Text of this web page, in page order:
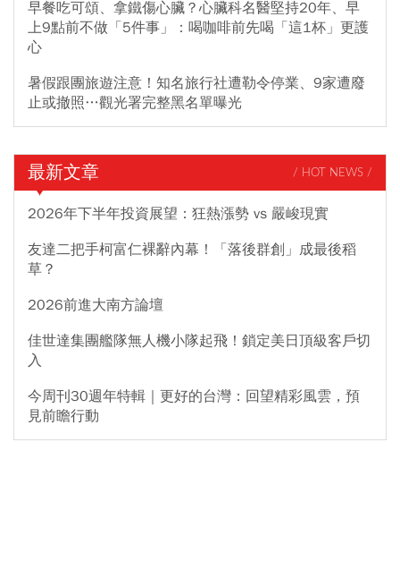
早餐吃可頌、拿鐵傷心臟？心臟科名醫堅持20年、早
上9點前不做「5件事」：喝咖啡前先喝「這1杯」更護
心
暑假跟團旅遊注意！知名旅行社遭勒令停業、9家遭廢
止或撤照…觀光署完整黑名單曝光
最新文章 / HOT NEWS /
2026年下半年投資展望：狂熱漲勢 vs 嚴峻現實
友達二把手柯富仁裸辭內幕！「落後群創」成最後稻
草？
2026前進大南方論壇
佳世達集團艦隊無人機小隊起飛！鎖定美日頂級客戶切
入
今周刊30週年特輯｜更好的台灣：回望精彩風雲，預
見前瞻行動